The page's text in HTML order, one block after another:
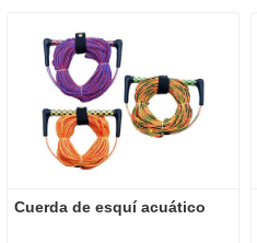
Cuerda de esquí acuático